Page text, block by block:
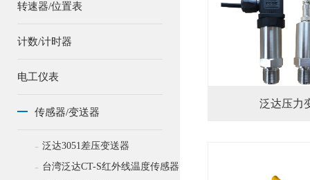
转速器/位置表
计数/计时器
电工仪表
传感器/变送器
- 泛达3051差压变送器
- 台湾泛达CT-S红外线温度传感器
泛达压力